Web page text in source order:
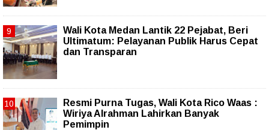
Wali Kota Medan Lantik 22 Pejabat, Beri
Ultimatum: Pelayanan Publik Harus Cepat
dan Transparan
Resmi Purna Tugas, Wali Kota Rico Waas :
Wiriya Alrahman Lahirkan Banyak
Pemimpin